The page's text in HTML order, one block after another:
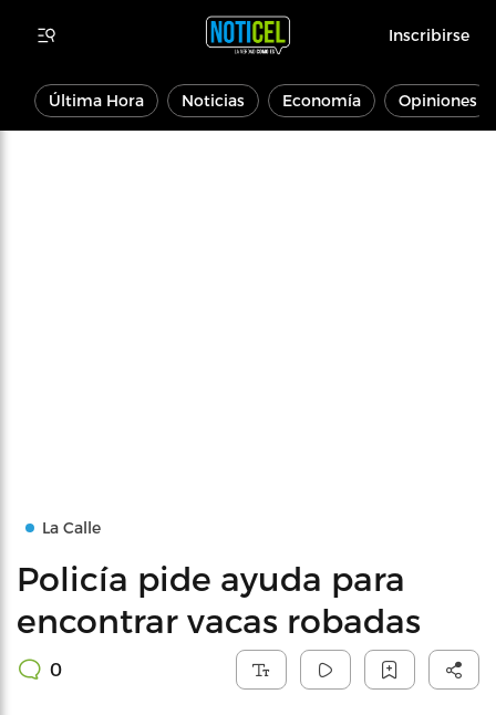
Inscribirse
Última Hora Noticias Economía Opiniones
La Calle
Policía pide ayuda para
encontrar vacas robadas
0